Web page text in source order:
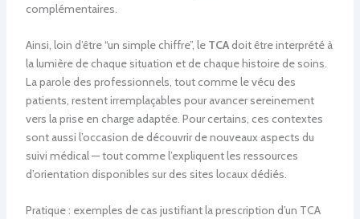
complémentaires.
Ainsi, loin d’être “un simple chiffre”, le TCAdoit être interprété à
la lumière de chaque situation et de chaque histoire de soins.
La parole des professionnels, tout comme le vécu des
patients, restent irremplaçables pour avancer sereinement
vers la prise en charge adaptée. Pour certains, ces contextes
sont aussi l’occasion de découvrir de nouveaux aspects du
suivi médical — tout comme l’expliquent les ressources
d’orientation disponibles sur des sites locaux dédiés.
Pratique : exemples de cas justifiant la prescription d’un TCA